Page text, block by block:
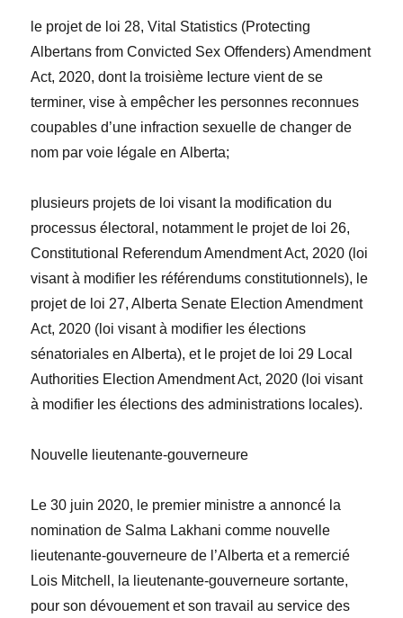
le projet de loi 28,Vital Statistics (Protecting
Albertans from Convicted Sex Offenders) Amendment
Act, 2020, dont la troisième lecture vient de se
terminer, vise à empêcher les personnes reconnues
coupables d’une infraction sexuelle de changer de
nom par voie légale en Alberta;
plusieurs projets de loi visant la modification du
processus électoral, notamment le projet de loi 26,
Constitutional Referendum Amendment Act, 2020 (loi
visant à modifier les référendums constitutionnels), le
projet de loi 27,Alberta Senate Election Amendment
Act, 2020 (loi visant à modifier les élections
sénatoriales en Alberta), et le projet de loi 29 Local
Authorities Election Amendment Act, 2020 (loi visant
à modifier les élections des administrations locales).
Nouvelle lieutenante-gouverneure
Le 30 juin 2020, le premier ministre a annoncé la
nomination de Salma Lakhani comme nouvelle
lieutenante-gouverneure de l’Alberta et a remercié
Lois Mitchell , la lieutenante-gouverneure sortante,
pour son dévouement et son travail au service des